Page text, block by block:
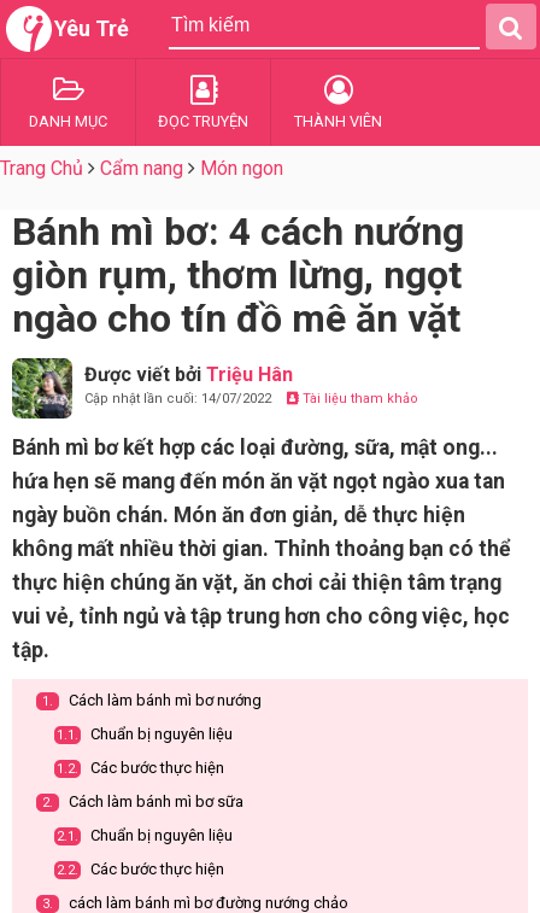
Yêu Trẻ
DANH MỤC ĐỌC TRUYỆN THÀNH VIÊN
Trang Chủ Cẩm nang Món ngon
Bánh mì bơ: 4 cách nướng
giòn rụm, thơm lừng, ngọt
ngào cho tín đồ mê ăn vặt
Được viết bởi Triệu Hân
Cập nhật lần cuối: 14/07/2022 Tài liệu tham khảo
Bánh mì bơ kết hợp các loại đường, sữa, mật ong...
hứa hẹn sẽ mang đến món ăn vặt ngọt ngào xua tan
ngày buồn chán. Món ăn đơn giản, dễ thực hiện
không mất nhiều thời gian. Thỉnh thoảng bạn có thể
thực hiện chúng ăn vặt, ăn chơi cải thiện tâm trạng
vui vẻ, tỉnh ngủ và tập trung hơn cho công việc, học
tập.
1. Cách làm bánh mì bơ nướng
1.1. Chuẩn bị nguyên liệu
1.2. Các bước thực hiện
2. Cách làm bánh mì bơ sữa
2.1. Chuẩn bị nguyên liệu
2.2. Các bước thực hiện
3. cách làm bánh mì bơ đường nướng chảo